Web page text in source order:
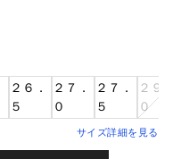
２６．
５
２７．
０
２７．
５
２９
０
サイズ詳細を見る